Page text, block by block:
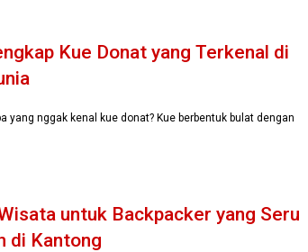
Kue Donat yang Terkenal di
yang nggak kenal kue donat? Kue berbentuk bulat dengan
untuk Backpacker yang Seru
di Kantong